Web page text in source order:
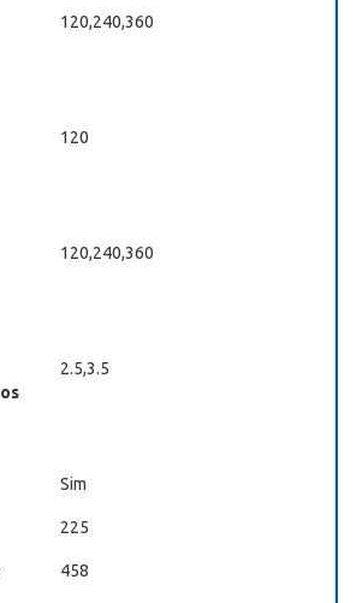
120,240,360
120
120,240,360
2.5,3.5
Sim
225
458